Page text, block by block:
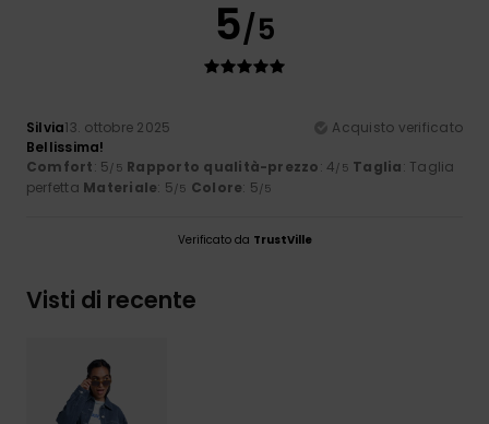
5/5
Silvia13. ottobre 2025
Acquisto verificato
Bellissima!
Comfort: 5/5 Rapporto qualità-prezzo: 4/5 Taglia: Taglia
perfetta Materiale: 5/5 Colore: 5/5
Verificato da TrustVille
Visti di recente